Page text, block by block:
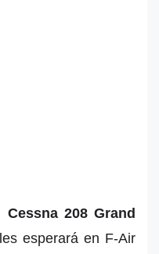
Cessna 208 Grand
esperará en F-Air